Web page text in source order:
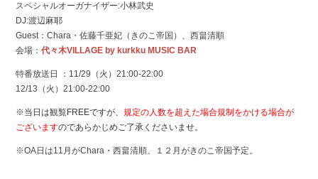
スペシャルオーガナイザー:小林武史
DJ:渡辺麻耶
Guest：Chara・佐藤千亜妃（きのこ帝国）、西畠清順
会場：代々木VILLAGE by kurkku MUSIC BAR
特番放送日 ：11/29（火）21:00-22:00
12/13（火）21:00-22:00
※当日は観覧FREEですが、規定の人数を超えた場合規制をかける場合が
ございますのであらかじめご了承くださいませ。
※OA日は11月がChara・西畠清順、１２月がきのこ帝国予定。